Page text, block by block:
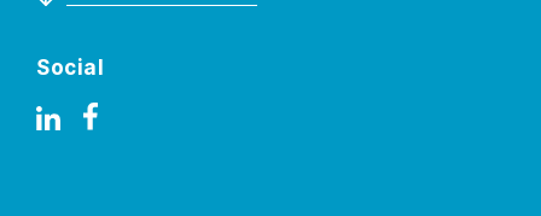
Social